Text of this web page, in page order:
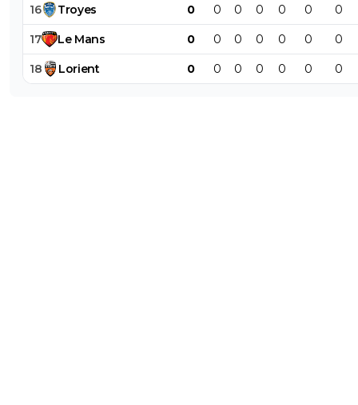
16 Troyes 0 0 0 0 0 0 0
17 Le Mans 0 0 0 0 0 0 0
18 Lorient 0 0 0 0 0 0 0